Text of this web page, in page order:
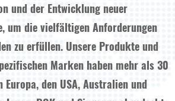
und der Entwicklung neuer
um die vielfältigen Anforderungen
zu erfüllen. Unsere Produkte und
Marken haben mehr als 30
Europa, den USA, Australien und